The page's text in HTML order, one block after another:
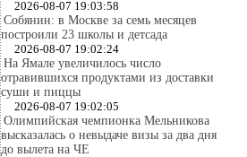
2026-08-07 19:03:58
Собянин: в Москве за семь месяцев
построили 23 школы и детсада
2026-08-07 19:02:24
На Ямале увеличилось число
отравившихся продуктами из доставки
суши и пиццы
2026-08-07 19:02:05
Олимпийская чемпионка Мельникова
высказалась о невыдаче визы за два дня
до вылета на ЧЕ